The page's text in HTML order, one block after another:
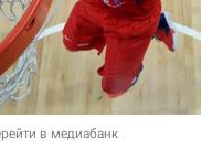
в медиабанк